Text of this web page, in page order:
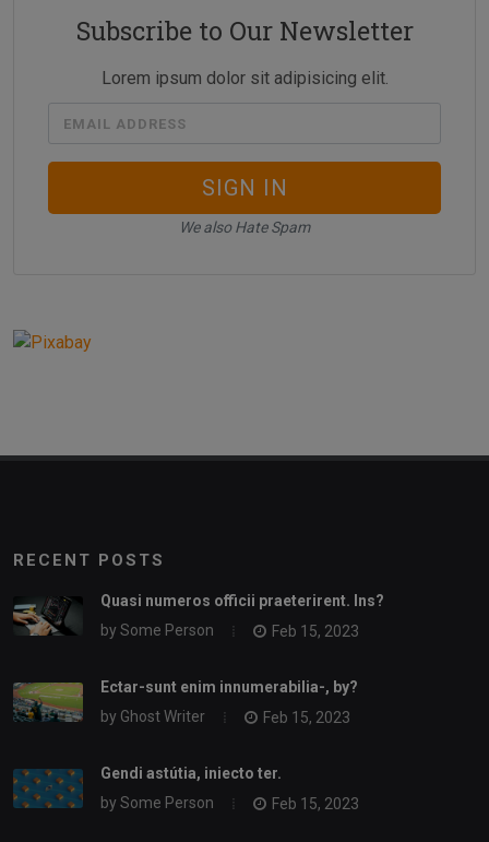
Subscribe to Our Newsletter
Lorem ipsum dolor sit adipisicing elit.
EMAIL ADDRESS
SIGN IN
We also Hate Spam
RECENT POSTS
Quasi numeros officii praeterirent. Ins?
by Some Person Feb 15, 2023
Ectar-sunt enim innumerabilia-, by?
by Ghost Writer Feb 15, 2023
Gendi astútia, iniecto ter.
by Some Person Feb 15, 2023